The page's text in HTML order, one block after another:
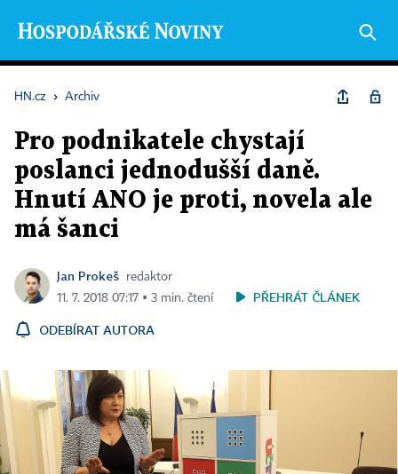
HN.cz › Archiv
Pro podnikatele chystají
poslanci jednodušší daně.
Hnutí ANO je proti, novela ale
má šanci
Jan Prokeš
redaktor
11. 7. 2018 07:17 ▪ 3 min. čtení
PŘEHRÁT ČLÁNEK
ODEBÍRAT AUTORA